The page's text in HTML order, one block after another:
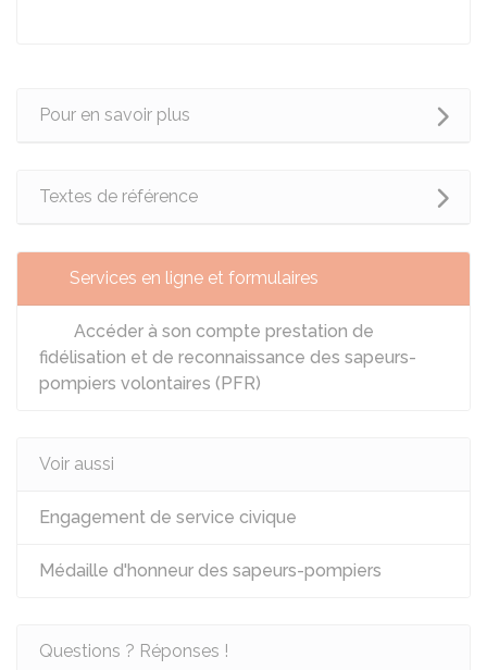
Pour en savoir plus
Textes de référence
Services en ligne et formulaires
Accéder à son compte prestation de
fidélisation et de reconnaissance des sapeurs-
pompiers volontaires (PFR)
Voir aussi
Engagement de service civique
Médaille d'honneur des sapeurs-pompiers
Questions ? Réponses !